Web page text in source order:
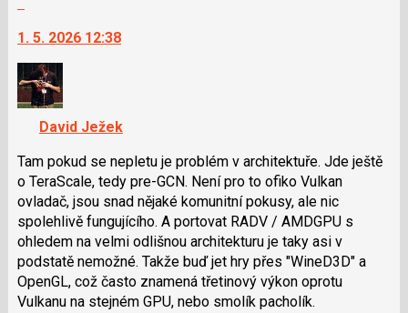
další
nový
názor.
K
navigaci
lze
použít
i
klávesy
N
pro
následující
a
P
1. 5. 2026 12:38
David Ježek
Tam pokud se nepletu je problém v architektuře. Jde ještě
o TeraScale, tedy pre-GCN. Není pro to ofiko Vulkan
ovladač, jsou snad nějaké komunitní pokusy, ale nic
spolehlivě fungujícího. A portovat RADV / AMDGPU s
ohledem na velmi odlišnou architekturu je taky asi v
podstatě nemožné. Takže buď jet hry přes "WineD3D" a
OpenGL, což často znamená třetinový výkon oprotu
Vulkanu na stejném GPU, nebo smolík pacholík.